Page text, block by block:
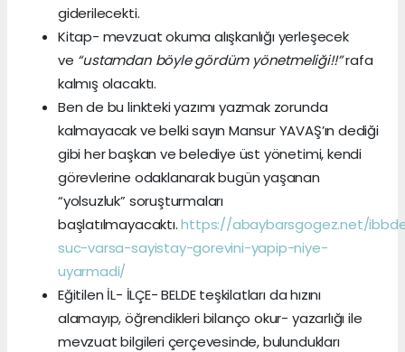
giderilecekti.
Kitap- mevzuat okuma alışkanlığı yerleşecek
ve “ustamdan böyle gördüm yönetmeliği!!”rafa
kalmış olacaktı.
Ben de bu linkteki yazımı yazmak zorunda
kalmayacak ve belki sayın Mansur YAVAŞ’ın dediği
gibi her başkan ve belediye üst yönetimi, kendi
görevlerine odaklanarak bugün yaşanan
“yolsuzluk” soruşturmaları
başlatılmayacaktı.https://abaybarsgogez.net/
suc-varsa-sayistay-gorevini-yapip-niye-
uyarmadi/
Eğitilen İL- İLÇE- BELDE teşkilatları da hızını
alamayıp, öğrendikleri bilanço okur- yazarlığı ile
mevzuat bilgileri çerçevesinde, bulundukları